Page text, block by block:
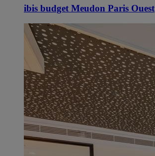
ibis budget Meudon Paris Ouest